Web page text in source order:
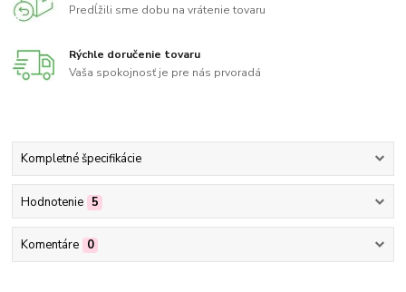
Predĺžili sme dobu na vrátenie tovaru
Rýchle doručenie tovaru
Vaša spokojnosť je pre nás prvoradá
Kompletné špecifikácie
Hodnotenie 5
Komentáre 0